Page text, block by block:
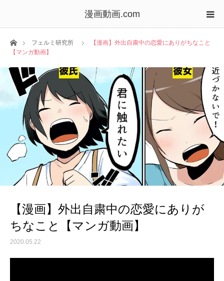
漫画動画.com
ホームフェルミ研究所
【漫画】外出自粛中の恋愛にありがちなこと
【マンガ動画】
【漫画】外出自粛中の恋愛にありが
ちなこと【マンガ動画】
2020.05.22